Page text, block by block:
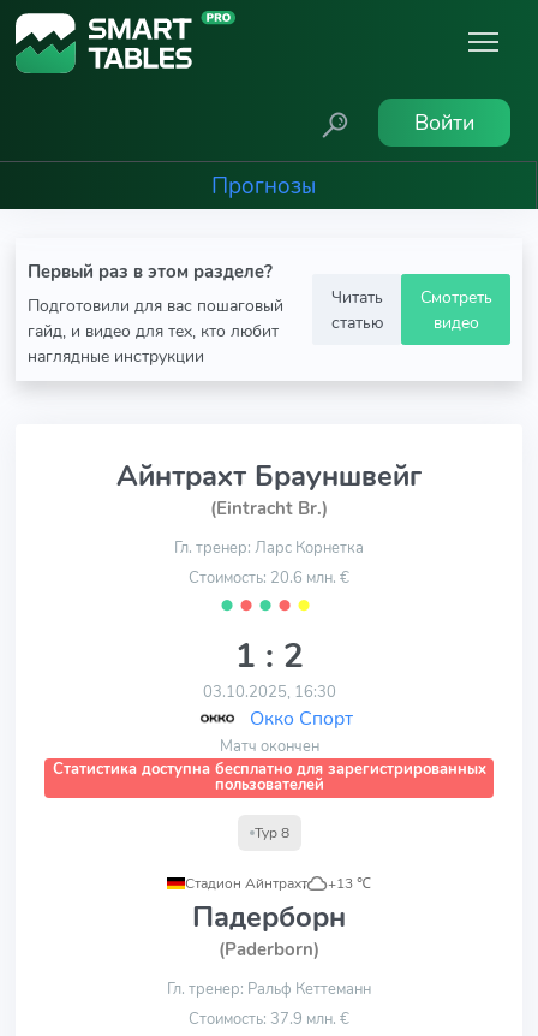
Войти
Прогнозы
Первый раз в этом разделе?
Подготовили для вас пошаговый
гайд, и видео для тех, кто любит
наглядные инструкции
Читать
статью
Смотреть
видео
Айнтрахт Брауншвейг
(Eintracht Br.)
Гл. тренер: Ларс Корнетка
Стоимость: 20.6 млн. €
⬤ ⬤ ⬤ ⬤ ⬤
1 : 2
03.10.2025, 16:30
Окко Спорт
Матч окончен
Статистика доступна бесплатно для зарегистрированных
пользователей
Тур 8
Стадион Айнтрахт
, +13 ℃
Падерборн
(Paderborn)
Гл. тренер: Ральф Кеттеманн
Стоимость: 37.9 млн. €